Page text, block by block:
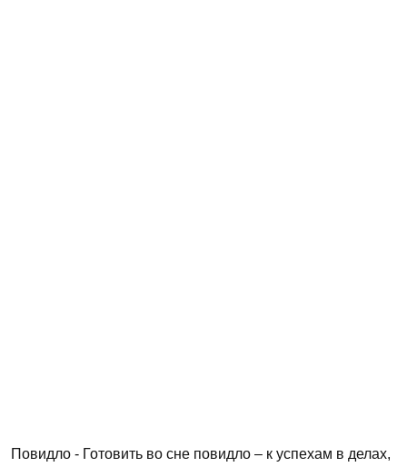
Повидло - Готовить во сне повидло – к успехам в делах,